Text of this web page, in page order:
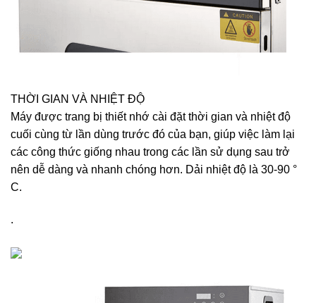
THỜI GIAN VÀ NHIỆT ĐỘ
Máy được trang bị thiết nhớ cài đặt thời gian và nhiệt độ
cuối cùng từ lần dùng trước đó của bạn, giúp việc làm lại
các công thức giống nhau trong các lần sử dụng sau trở
nên dễ dàng và nhanh chóng hơn. Dải nhiệt độ là 30-90 °
C.
.